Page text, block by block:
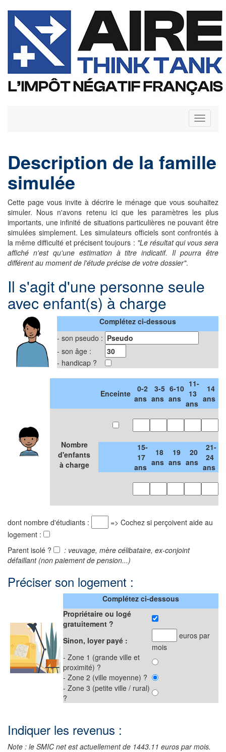
Toggle
Description de la famille
simulée
Cette page vous invite à décrire le ménage que vous souhaitez
simuler. Nous n'avons retenu ici que les paramètres les plus
importants, une infinité de situations particulières ne pouvant être
simulées simplement. Les simulateurs officiels sont confrontés à
la même difficulté et précisent toujours : "Le résultat qui vous sera
affiché n'est qu'une estimation à titre indicatif. Il pourra être
différent au moment de l'étude précise de votre dossier".
Il s'agit d'une personne seule
avec enfant(s) à charge
Complétez ci-dessous
- son pseudo :
- son âge :
- handicap ?
Enceinte
0-2
ans
3-5
ans
6-10
ans
11-
13
ans
14
ans
Nombre
d'enfants
à charge
15-
17
ans
18
ans
19
ans
20
ans
21-
24
ans
dont nombre d'étudiants :
=> Cochez si perçoivent aide au
logement :
Parent isolé ?
: veuvage, mère célibataire, ex-conjoint
défaillant (non paiement de pension...)
Préciser son logement :
Complétez ci-dessous
Propriétaire ou logé
gratuitement ?
Sinon, loyer payé :
euros par
mois
- Zone 1 (grande ville et
proximité) ?
- Zone 2 (ville moyenne) ?
- Zone 3 (petite ville / rural)
?
Indiquer les revenus :
Note : le SMIC net est actuellement de 1443.11 euros par mois.